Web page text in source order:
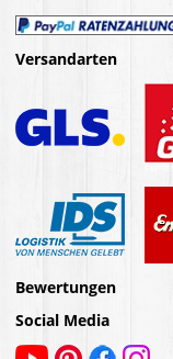
Versandarten
Bewertungen
Social Media